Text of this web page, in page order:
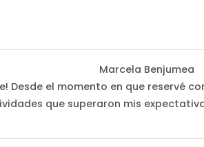
Marcela Benjumea
Desde el momento en que reservé
que superaron mis